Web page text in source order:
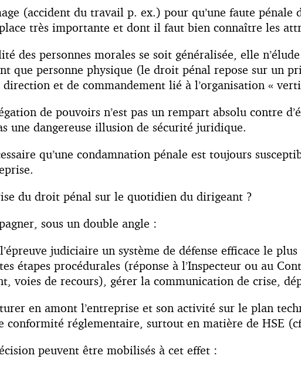
(accident du travail p. ex.) pour qu’une faute
très importante et dont il faut bien connaître les
des personnes morales se soit généralisée, elle
que personne physique (le droit pénal repose sur un
et de commandement lié à l’organisation «
de pouvoirs n’est pas un rempart absolu contre
une dangereuse illusion de sécurité juridique.
qu’une condamnation pénale est toujours
du droit pénal sur le quotidien du dirigeant ?
sous un double angle :
judiciaire un système de défense efficace le
étapes procédurales (réponse à l’Inspecteur ou au
voies de recours), gérer la communication de crise,
en amont l’entreprise et son activité sur le plan
conformité réglementaire, surtout en matière de HSE
peuvent être mobilisés à cet effet :